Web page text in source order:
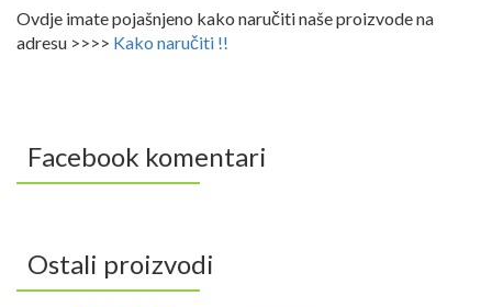
Ovdje imate pojašnjeno kako naručiti naše proizvode na
adresu >>>> Kako naručiti !!
Facebook komentari
Ostali proizvodi